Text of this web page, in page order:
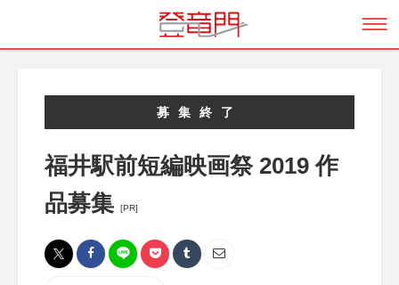
募集終了
福井駅前短編映画祭 2019 作
品募集
[PR]